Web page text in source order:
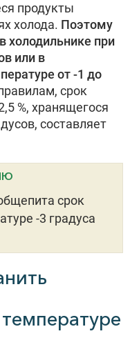
продукты
холода. Поэтому
холодильнике при
или в
от -1 до
срок
%, хранящегося
составляет
срок
-3 градуса